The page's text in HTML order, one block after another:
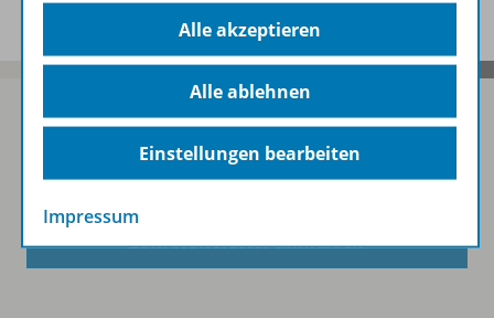
Sofort profitieren
Zum Newsletter anmelden
Alle akzeptieren
Alle ablehnen
Einstellungen bearbeiten
Impressum